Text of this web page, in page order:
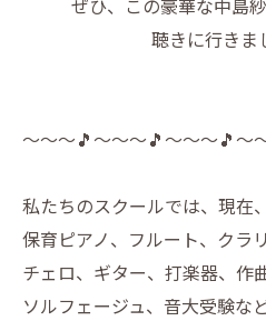
ぜひ、この豪華な中島
聴きに行きま
〜〜〜🎵〜〜〜🎵〜〜〜🎵〜
私たちのスクールでは、現在
保育ピアノ、フルート、クラ
チェロ、ギター、打楽器、作
ソルフェージュ、音大受験な